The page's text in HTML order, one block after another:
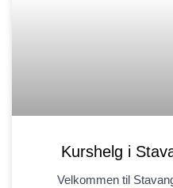
Kurshelg i
Velkommen til